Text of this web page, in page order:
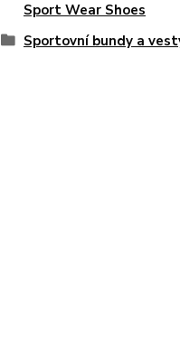
Sport Wear Shoes
Sportovní bundy a